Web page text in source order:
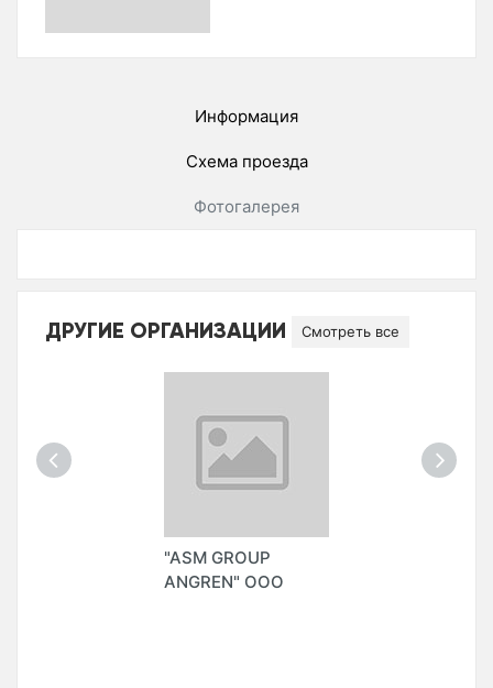
Информация
Схема проезда
Фотогалерея
ДРУГИЕ ОРГАНИЗАЦИИ Смотреть все
"ASM GROUP
ANGREN" ООО